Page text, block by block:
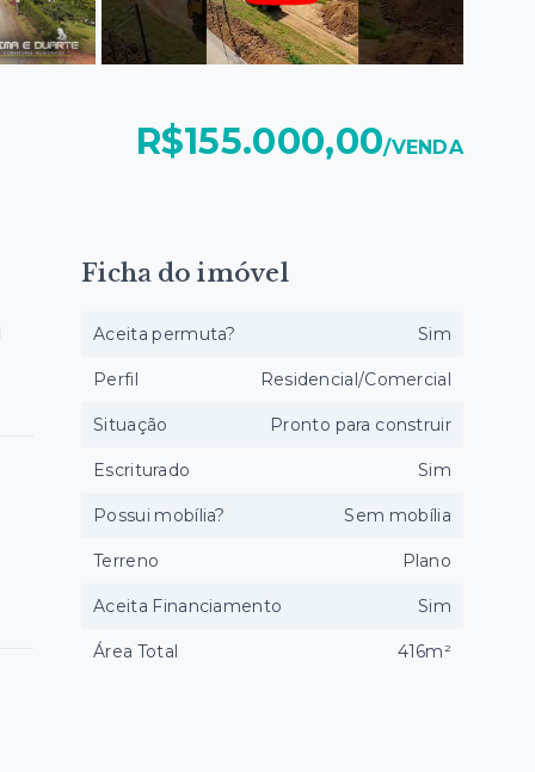
R$155.000,00/VENDA
Ficha do imóvel
Aceita permuta? Sim
Perfil Residencial/Comercial
Situação Pronto para construir
Escriturado Sim
Possui mobília? Sem mobília
Terreno Plano
Aceita Financiamento Sim
Área Total 416m²